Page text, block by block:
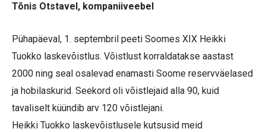
Tõnis Otstavel, kompaniiveebel
Pühapäeval, 1. septembril peeti Soomes XIX Heikki
Tuokko laskevõistlus. Võistlust korraldatakse aastast
2000 ning seal osalevad enamasti Soome reservväelased
ja hobilaskurid. Seekord oli võistlejaid alla 90, kuid
tavaliselt küündib arv 120 võistlejani.
Heikki Tuokko laskevõistlusele kutsusid meid